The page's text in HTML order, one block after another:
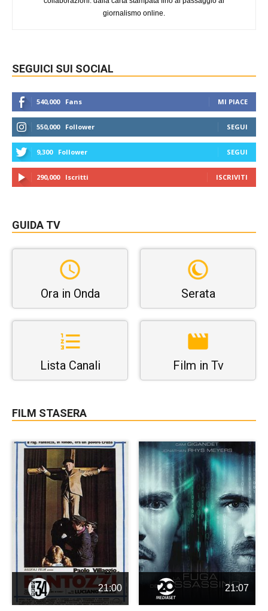
giornalismo online.
SEGUICI SUI SOCIAL
540,000 Fans MI PIACE
550,000 Follower SEGUI
9,300 Follower SEGUI
290,000 Iscritti ISCRIVITI
GUIDA TV
Ora in Onda Serata
Lista Canali Film in Tv
FILM STASERA
21:00 21:07